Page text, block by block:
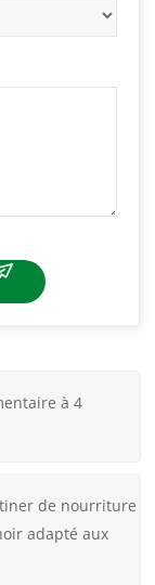
à 4
de nourriture
adapté aux